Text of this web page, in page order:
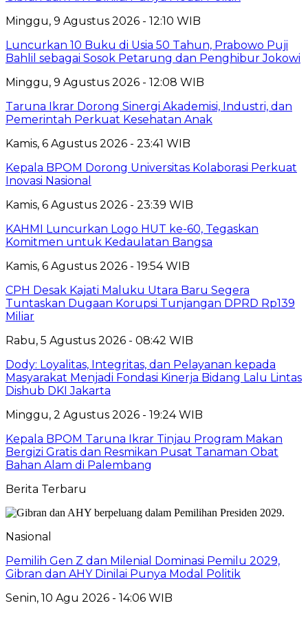
Minggu, 9 Agustus 2026 - 12:10 WIB
Luncurkan 10 Buku di Usia 50 Tahun, Prabowo Puji
Bahlil sebagai Sosok Petarung dan Penghibur Jokowi
Minggu, 9 Agustus 2026 - 12:08 WIB
Taruna Ikrar Dorong Sinergi Akademisi, Industri, dan
Pemerintah Perkuat Kesehatan Anak
Kamis, 6 Agustus 2026 - 23:41 WIB
Kepala BPOM Dorong Universitas Kolaborasi Perkuat
Inovasi Nasional
Kamis, 6 Agustus 2026 - 23:39 WIB
KAHMI Luncurkan Logo HUT ke-60, Tegaskan
Komitmen untuk Kedaulatan Bangsa
Kamis, 6 Agustus 2026 - 19:54 WIB
CPH Desak Kajati Maluku Utara Baru Segera
Tuntaskan Dugaan Korupsi Tunjangan DPRD Rp139
Miliar
Rabu, 5 Agustus 2026 - 08:42 WIB
Dody: Loyalitas, Integritas, dan Pelayanan kepada
Masyarakat Menjadi Fondasi Kinerja Bidang Lalu Lintas
Dishub DKI Jakarta
Minggu, 2 Agustus 2026 - 19:24 WIB
Kepala BPOM Taruna Ikrar Tinjau Program Makan
Bergizi Gratis dan Resmikan Pusat Tanaman Obat
Bahan Alam di Palembang
Berita Terbaru
Nasional
Pemilih Gen Z dan Milenial Dominasi Pemilu 2029,
Gibran dan AHY Dinilai Punya Modal Politik
Senin, 10 Agu 2026 - 14:06 WIB